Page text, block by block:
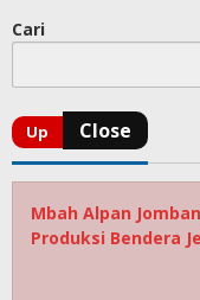
Cari
Mbah Alpan
Produksi Bendera